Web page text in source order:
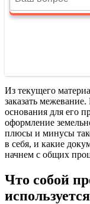
Из текущего
заказать
основания для его
оформление
плюсы и минусы
в себя, и какие
начнем с общих
Что собой